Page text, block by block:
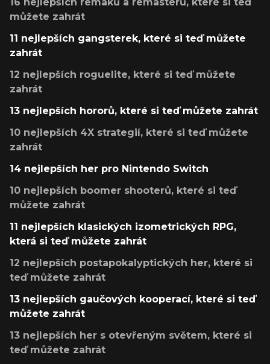
můžete zahrát
11 nejlepších gangsterek, které si teď můžete
zahrát
12 nejlepších roguelite, které si teď můžete
zahrát
13 nejlepších hororů, které si teď můžete zahrát
10 nejlepších 4X strategií, které si teď můžete
zahrát
14 nejlepších her pro Nintendo Switch
10 nejlepších boomer shooterů, které si teď
můžete zahrát
11 nejlepších klasických izometrických RPG,
která si teď můžete zahrát
12 nejlepších postapokalyptických her, které si
teď můžete zahrát
13 nejlepších gaučových kooperací, které si teď
můžete zahrát
13 nejlepších her s otevřeným světem, které si
teď můžete zahrát